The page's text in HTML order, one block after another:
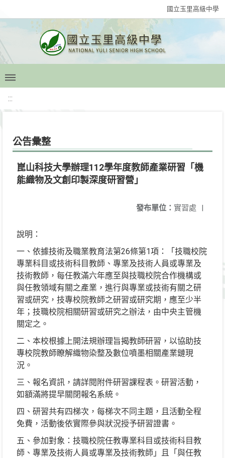
國立玉里高級中學
:::
公告彙整
崑山科技大學辦理112學年度教師產業研習「機
能織物及文創印製深度研習營」
發布單位： 實習處 |
說明：
一、依據技術及職業教育法第26條第1項：「技職校院
專業科目或技術科目教師、專業及技術人員或專業及
技術教師，每任教滿六年應至與技職校院合作機構或
與任教領域有關之產業，進行與專業或技術有關之研
習或研究，技專校院教師之研習或研究期，應至少半
年；技職校院相關研習或研究之辦法，由中央主管機
關定之。
二、本校根據上開法規辦理旨揭教師研習，以協助技
專校院教師瞭解織物染整及數位噴墨相關產業鏈現
況。
三、報名資訊，請詳閱附件研習課程表。研習活動，
如額滿將提早關閉報名系統。
四、研習共有四梯次，每梯次不同主題，且活動全程
免費，活動後依實際參與狀況授予研習證書。
五、參加對象：技職校院任教專業科目或技術科目教
師、專業及技術人員或專業及技術教師」且「與任教